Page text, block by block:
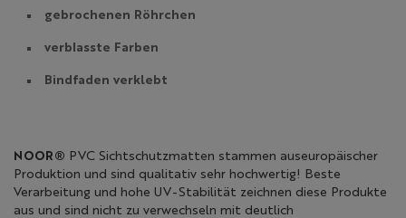
gebrochenen Röhrchen
verblasste Farben
Bindfaden verklebt
NOOR® PVC Sichtschutzmatten stammen auseuropäischer
Produktion und sind qualitativ sehr hochwertig! Beste
Verarbeitung und hohe UV-Stabilität zeichnen diese Produkte
aus und sind nicht zu verwechseln mit deutlich